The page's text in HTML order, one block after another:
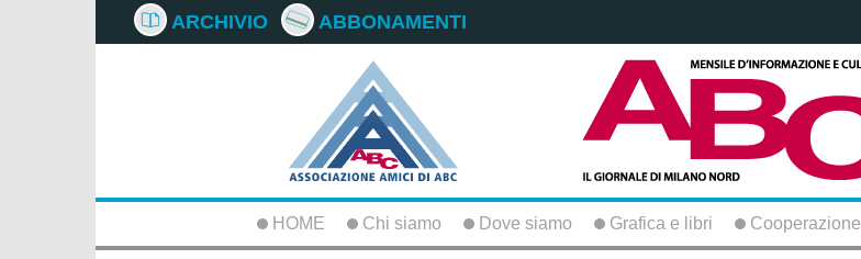
ARCHIVIO ABBONAMENTI
HOME Chi siamo Dove siamo Grafica e libri Cooperazione